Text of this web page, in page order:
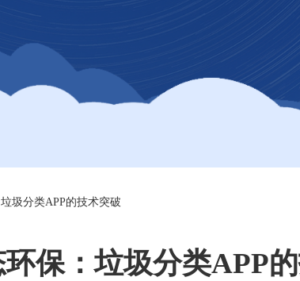
圾分类APP的技术突破
保：垃圾分类APP